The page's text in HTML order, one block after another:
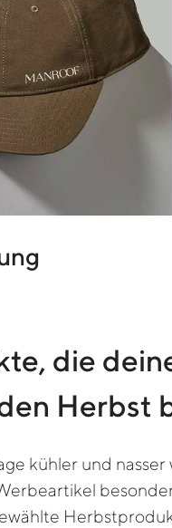
die
Herbst
kühler und nasser